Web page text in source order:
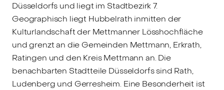
Düsseldorfs und liegt im Stadtbezirk 7.
Geographisch liegt Hubbelrath inmitten der
Kulturlandschaft der Mettmanner Lösshochfläche
und grenzt an die Gemeinden Mettmann, Erkrath,
Ratingen und den Kreis Mettmann an. Die
benachbarten Stadtteile Düsseldorfs sind Rath,
Ludenberg und Gerresheim. Eine Besonderheit ist